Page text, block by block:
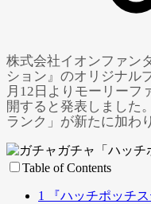
株式会社イオンファン
ション』のオリジナル
月12日よりモーリーフ
開すると発表しました
ランク」が新たに加わ
Table of Contents
1
『ハッチポッチ